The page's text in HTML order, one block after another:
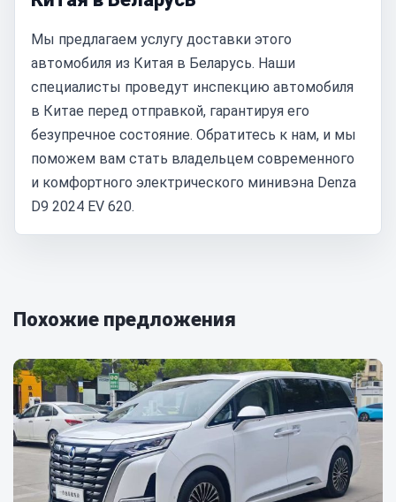
Мы предлагаем услугу доставки этого
автомобиля из Китая в Беларусь. Наши
специалисты проведут инспекцию автомобиля
в Китае перед отправкой, гарантируя его
безупречное состояние. Обратитесь к нам, и мы
поможем вам стать владельцем современного
и комфортного электрического минивэна Denza
D9 2024 EV 620.
Похожие предложения